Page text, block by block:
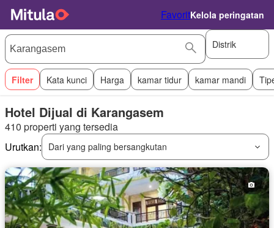
FavoritKelola peringatan
Distrik
Filter Kata kunci Harga kamar tidur kamar mandi
Hotel Dijual di Karangasem
410 properti yang tersedia
Urutkan:
Dari yang paling bersangkutan